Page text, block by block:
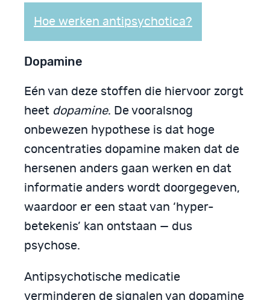
Hoe werken antipsychotica?
Dopamine
Eén van deze stoffen die hiervoor zorgt
heet dopamine. De vooralsnog
onbewezen hypothese is dat hoge
concentraties dopamine maken dat de
hersenen anders gaan werken en dat
informatie anders wordt doorgegeven,
waardoor er een staat van ‘hyper-
betekenis’ kan ontstaan — dus
psychose.
Antipsychotische medicatie
verminderen de signalen van dopamine